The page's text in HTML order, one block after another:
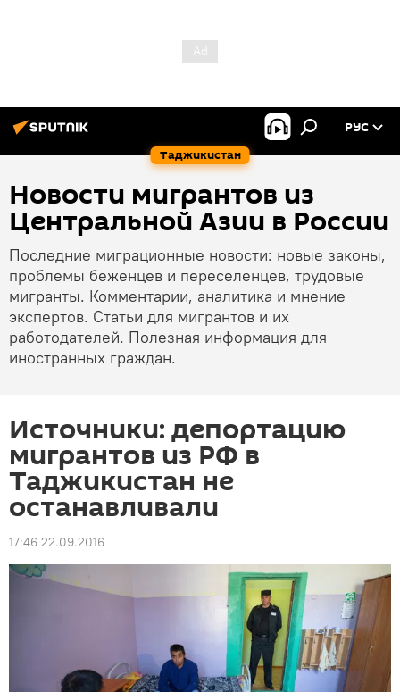
Таджикистан
РУС
Новости мигрантов из
Центральной Азии в России
Последние миграционные новости: новые законы,
проблемы беженцев и переселенцев, трудовые
мигранты. Комментарии, аналитика и мнение
экспертов. Статьи для мигрантов и их
работодателей. Полезная информация для
иностранных граждан.
Источники: депортацию
мигрантов из РФ в
Таджикистан не
останавливали
17:46 22.09.2016